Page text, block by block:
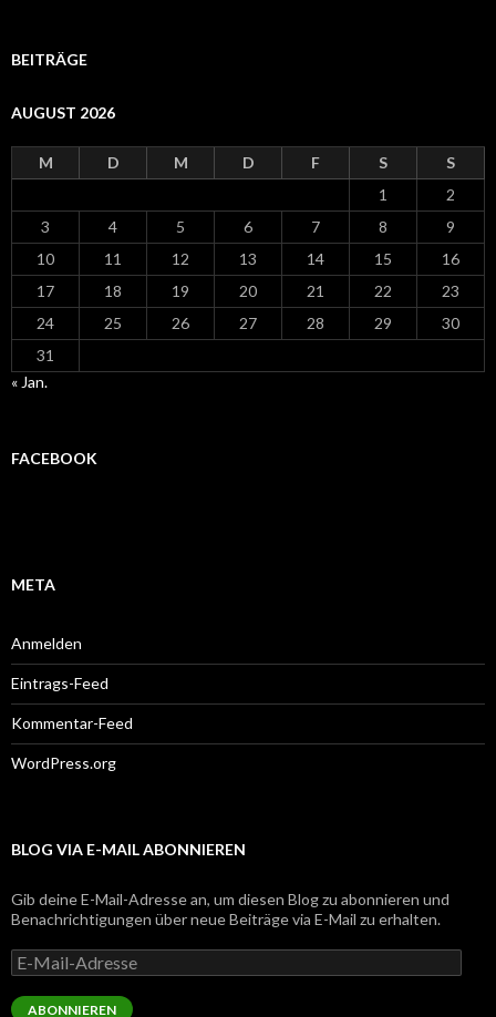
BEITRÄGE
AUGUST 2026
M D M D F S
S
1
2
3
4 5 6 7 8
9
10
11 12 13 14 15
16
17
18 19 20 21 22
23
24
25 26 27 28 29
30
31
« Jan.
FACEBOOK
META
Anmelden
Eintrags-Feed
Kommentar-Feed
WordPress.org
BLOG VIA E-MAIL ABONNIEREN
Gib deine E-Mail-Adresse an, um diesen Blog zu abonnieren und
Benachrichtigungen über neue Beiträge via E-Mail zu erhalten.
E-
Mail-
Adresse
ABONNIEREN